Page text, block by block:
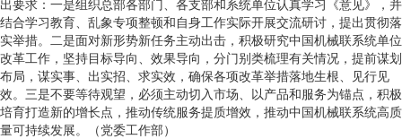
出要求：一是组织总部各部门、各支部和系统单位认真学习《意见》，并
结合学习教育、乱象专项整顿和自身工作实际开展交流研讨，提出贯彻落
实举措。二是面对新形势新任务主动出击，积极研究中国机械联系统单位
改革工作，坚持目标导向、效果导向，分门别类梳理有关情况，提前谋划
布局，谋实事、出实招、求实效，确保各项改革举措落地生根、见行见
效。三是不要等待观望，必须主动切入市场、以产品和服务为锚点，积极
培育打造新的增长点，推动传统服务提质增效，推动中国机械联系统高质
量可持续发展。（党委工作部）